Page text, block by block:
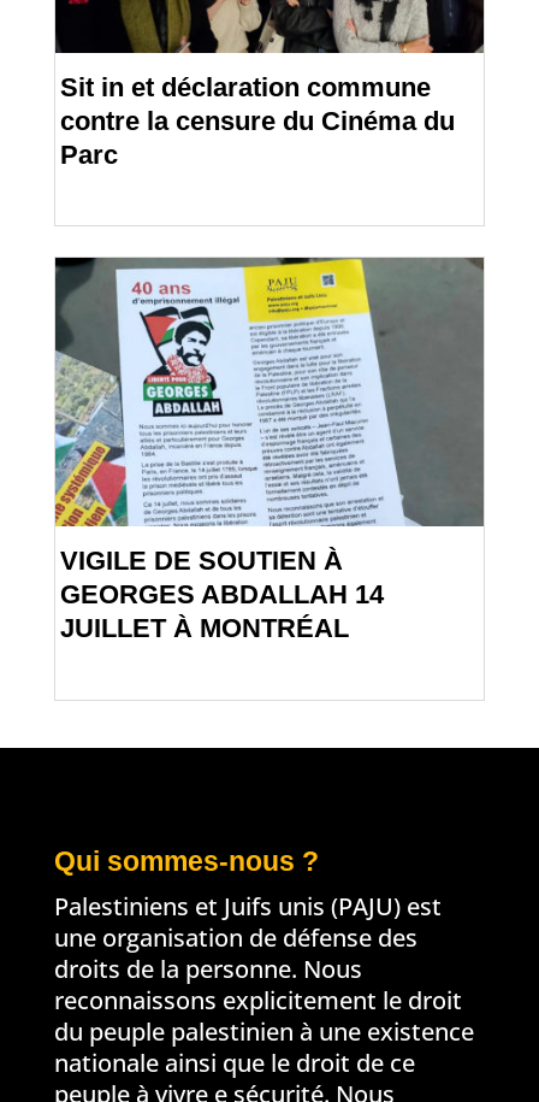
Sit in et déclaration commune
contre la censure du Cinéma du
Parc
VIGILE DE SOUTIEN À
GEORGES ABDALLAH 14
JUILLET À MONTRÉAL
Qui sommes-nous ?
Palestiniens et Juifs unis (PAJU) est
une organisation de défense des
droits de la personne. Nous
reconnaissons explicitement le droit
du peuple palestinien à une existence
nationale ainsi que le droit de ce
peuple à vivre e sécurité. Nous